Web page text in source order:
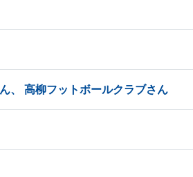
、 高柳フットボールクラブさん